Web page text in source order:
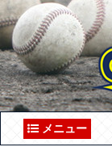
メニュー